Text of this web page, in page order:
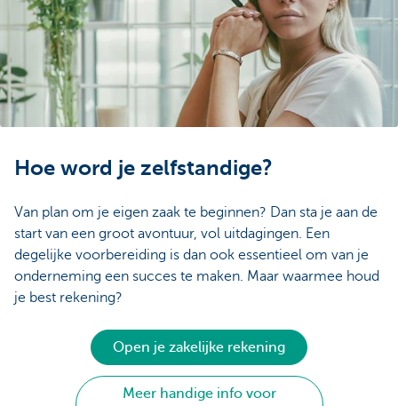
Ondernemers
Hoe word je zelfstandige?
Van plan om je eigen zaak te beginnen? Dan sta je aan de
start van een groot avontuur, vol uitdagingen. Een
degelijke voorbereiding is dan ook essentieel om van je
onderneming een succes te maken. Maar waarmee houd
je best rekening?
Open je zakelijke rekening
Meer handige info voor